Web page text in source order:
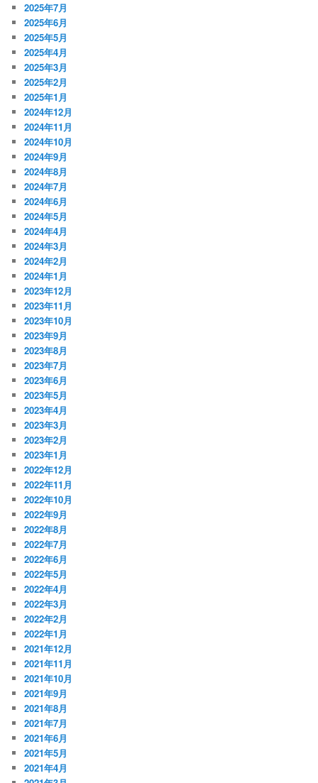
2025年7月
2025年6月
2025年5月
2025年4月
2025年3月
2025年2月
2025年1月
2024年12月
2024年11月
2024年10月
2024年9月
2024年8月
2024年7月
2024年6月
2024年5月
2024年4月
2024年3月
2024年2月
2024年1月
2023年12月
2023年11月
2023年10月
2023年9月
2023年8月
2023年7月
2023年6月
2023年5月
2023年4月
2023年3月
2023年2月
2023年1月
2022年12月
2022年11月
2022年10月
2022年9月
2022年8月
2022年7月
2022年6月
2022年5月
2022年4月
2022年3月
2022年2月
2022年1月
2021年12月
2021年11月
2021年10月
2021年9月
2021年8月
2021年7月
2021年6月
2021年5月
2021年4月